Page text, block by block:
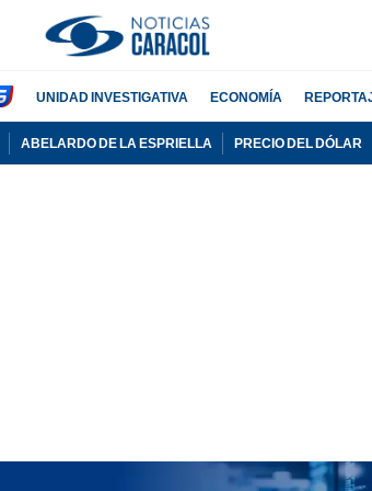
UNIDAD INVESTIGATIVA ECONOMÍA
ABELARDO DE LA ESPRIELLA PRECIO DEL DÓLAR